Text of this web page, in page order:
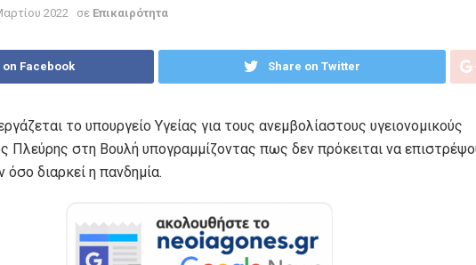
2022 σε Επικαιρότητα
on Facebook Share on Twitter
το υπουργείο Υγείας για τους ανεμβολίαστους υγειονομικούς
Πλεύρης στη Βουλή υπογραμμίζοντας πως δεν πρόκειται να
διαρκεί η πανδημία.